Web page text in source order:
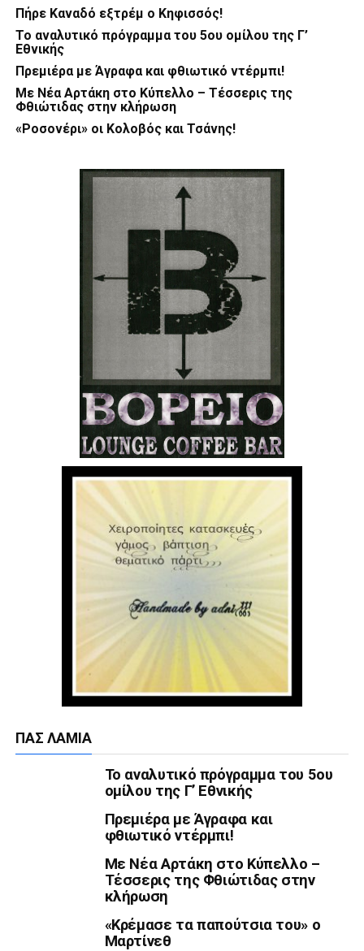
Πήρε Καναδό εξτρέμ ο Κηφισσός!
Το αναλυτικό πρόγραμμα του 5ου ομίλου της Γ’
Εθνικής
Πρεμιέρα με Άγραφα και φθιωτικό ντέρμπι!
Με Νέα Αρτάκη στο Κύπελλο – Τέσσερις της
Φθιώτιδας στην κλήρωση
«Ροσονέρι» οι Κολοβός και Τσάνης!
ΠΑΣ ΛΑΜΊΑ
Το αναλυτικό πρόγραμμα του 5ου
ομίλου της Γ’ Εθνικής
Πρεμιέρα με Άγραφα και
φθιωτικό ντέρμπι!
Με Νέα Αρτάκη στο Κύπελλο –
Τέσσερις της Φθιώτιδας στην
κλήρωση
«Κρέμασε τα παπούτσια του» ο
Μαρτίνεθ